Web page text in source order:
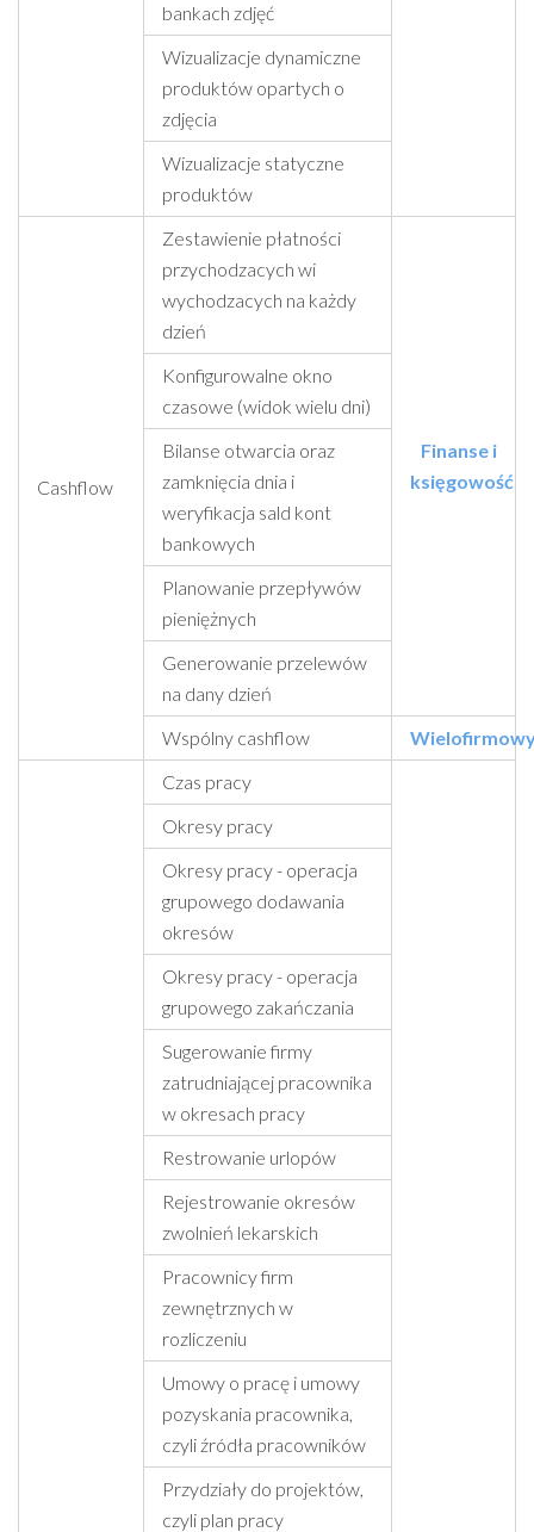
bankach zdjęć
Wizualizacje dynamiczne
produktów opartych o
zdjęcia
Wizualizacje statyczne
produktów
Cashflow
Zestawienie płatności
przychodzacych wi
wychodzacych na każdy
dzień
Finanse i
księgowość
Konfigurowalne okno
czasowe (widok wielu dni)
Bilanse otwarcia oraz
zamknięcia dnia i
weryfikacja sald kont
bankowych
Planowanie przepływów
pieniężnych
Generowanie przelewów
na dany dzień
Wspólny cashflow
Czas pracy
Okresy pracy
Okresy pracy - operacja
grupowego dodawania
okresów
Okresy pracy - operacja
grupowego zakańczania
Sugerowanie firmy
zatrudniającej pracownika
w okresach pracy
Restrowanie urlopów
Rejestrowanie okresów
zwolnień lekarskich
Pracownicy firm
zewnętrznych w
rozliczeniu
Umowy o pracę i umowy
pozyskania pracownika,
czyli źródła pracowników
Przydziały do projektów,
czyli plan pracy